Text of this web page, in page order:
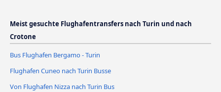
Meist gesuchte Flughafentransfers nach Turin und nach
Crotone
Bus Flughafen Bergamo - Turin
Flughafen Cuneo nach Turin Busse
Von Flughafen Nizza nach Turin Bus